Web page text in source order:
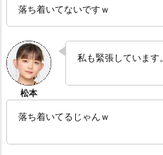
落ち着いてないですｗ
私も緊張しています。
落ち着いてるじゃんｗ